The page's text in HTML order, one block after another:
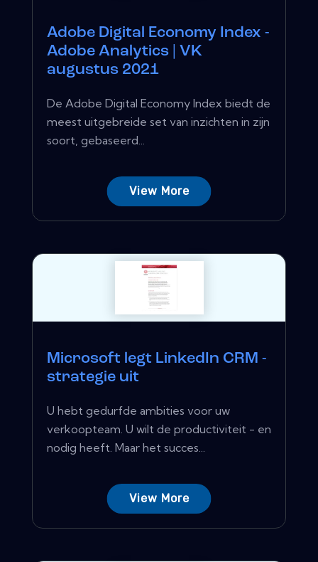
Adobe Digital Economy Index -
Adobe Analytics | VK
augustus 2021
De Adobe Digital Economy Index biedt de
meest uitgebreide set van inzichten in zijn
soort, gebaseerd...
View More
Microsoft legt LinkedIn CRM -
strategie uit
U hebt gedurfde ambities voor uw
verkoopteam. U wilt de productiviteit - en
nodig heeft. Maar het succes...
View More